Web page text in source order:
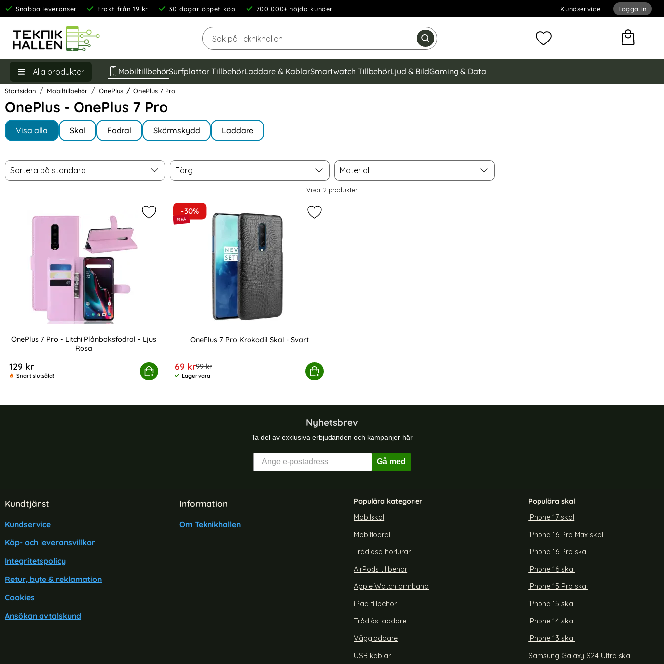
Snabba leveranser Frakt från 19 kr 30 dagar öppet köp 700 000+ nöjda kunder Kundservice Logga in
Sök
Genomför sökning Mina favoriter
Alla produkter MobiltillbehörSurfplattor TillbehörLaddare & KablarSmartwatch TillbehörLjud & BildGaming & Data
Startsidan Mobiltillbehör OnePlus OnePlus 7 Pro
OnePlus - OnePlus 7 Pro
Hoppa
produkter
Underkategorier
Visa alla
I OnePlus 7 ProSkal Fodral Skärmskydd Laddare
Hoppa
över
Filtrera & sortera
Sortera
Sortera på standard
Färg
Färg
Material
Material
Visar 2 produkter
OnePlus 7 Pro - Litchi Plånboksfodral - Ljus
Rosa
129 kr
Snart slutsåld!
Köp
OnePlus 7 Pro - Litchi Plånboksfodral - Ljus Rosa
Markera onePlus 7 Pro - Litchi Plånboksfodral - Ljus Rosa som favorit
-30%
OnePlus 7 Pro Krokodil Skal - Svart
rea pris
69 krtidigare pris
99 kr
Tillgänglighet:
Lagervara
Köp
OnePlus 7 Pro Krokodil Skal - Svart
Markera onePlus 7 Pro Krokodil Skal - Svart som favorit
Nyhetsbrev
Ta del av exklusiva erbjudanden och kampanjer här
Gå med
Sidfot Blandad info och länkar
Kundtjänst
Kundservice
Köp- och leveransvillkor
Integritetspolicy
Retur, byte & reklamation
Cookies
Ansökan avtalskund
Information
Om Teknikhallen
Populära kategorier
Mobilskal
Mobilfodral
Trådlösa hörlurar
AirPods tillbehör
Apple Watch armband
iPad tillbehör
Trådlös laddare
Väggladdare
USB kablar
Populära skal
iPhone 17 skal
iPhone 16 Pro Max skal
iPhone 16 Pro skal
iPhone 16 skal
iPhone 15 Pro skal
iPhone 15 skal
iPhone 14 skal
iPhone 13 skal
Samsung Galaxy S24 Ultra skal